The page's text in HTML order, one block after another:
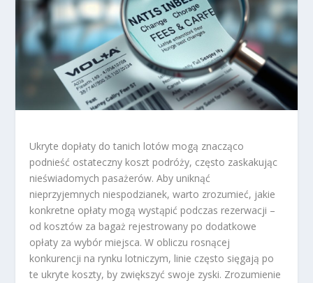
Ukryte dopłaty do tanich lotów mogą znacząco
podnieść ostateczny koszt podróży, często zaskakując
nieświadomych pasażerów. Aby uniknąć
nieprzyjemnych niespodzianek, warto zrozumieć, jakie
konkretne opłaty mogą wystąpić podczas rezerwacji –
od kosztów za bagaż rejestrowany po dodatkowe
opłaty za wybór miejsca. W obliczu rosnącej
konkurencji na rynku lotniczym, linie często sięgają po
te ukryte koszty, by zwiększyć swoje zyski. Zrozumienie